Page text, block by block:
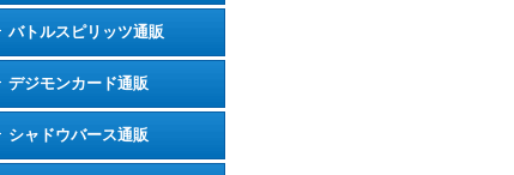
バトルスピリッツ通販
デジモンカード通販
シャドウバース通販